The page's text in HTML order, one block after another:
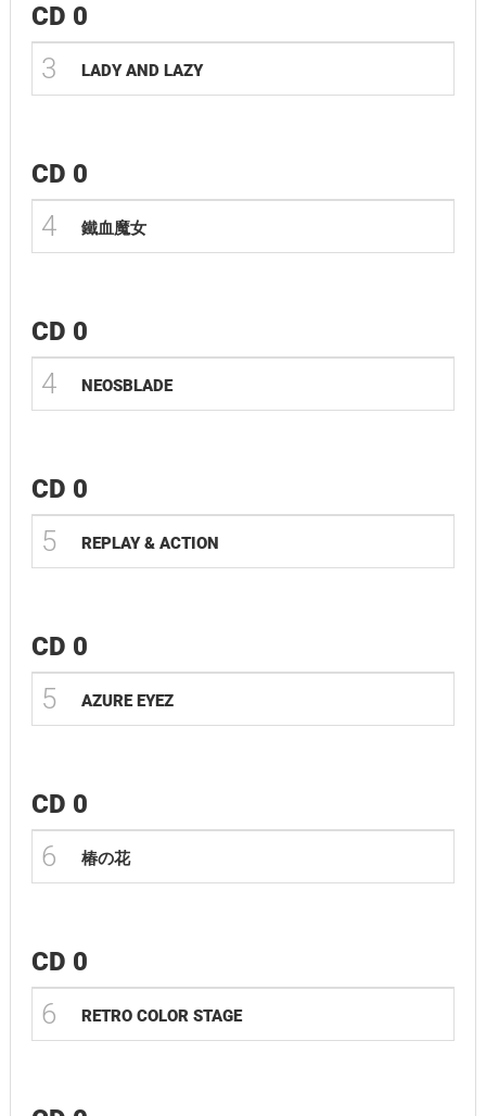
CD 0
3 LADY AND LAZY
CD 0
4 鐵血魔女
CD 0
4 NEOSBLADE
CD 0
5 REPLAY & ACTION
CD 0
5 AZURE EYEZ
CD 0
6 椿の花
CD 0
6 RETRO COLOR STAGE